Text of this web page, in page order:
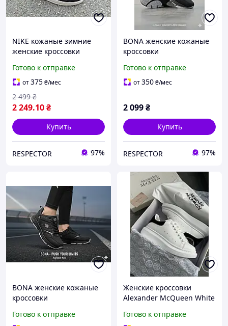
NIKE кожаные зимние
женские кроссовки
Готово к отправке
от375₴/мес
2 249.10₴
2 499 ₴
Купить
RESPECTOR 97%
BONA женские кожаные
кроссовки
Готово к отправке
от350₴/мес
2 099₴
Купить
RESPECTOR 97%
BONA женские кожаные
кроссовки
Готово к отправке
Женские кроссовки
Alexander McQueen White
белые с черным
Готово к отправке